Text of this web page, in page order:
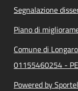
Segnalazione
Piano di
Comune di
01155460254 -
Powered by